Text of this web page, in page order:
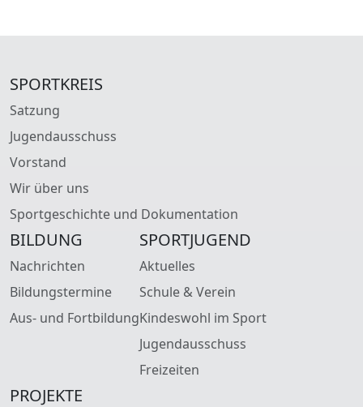
SPORTKREIS
Satzung
Jugendausschuss
Vorstand
Wir über uns
Sportgeschichte und Dokumentation
BILDUNG
Nachrichten
Bildungstermine
Aus- und Fortbildung
SPORTJUGEND
Aktuelles
Schule & Verein
Kindeswohl im Sport
Jugendausschuss
Freizeiten
PROJEKTE